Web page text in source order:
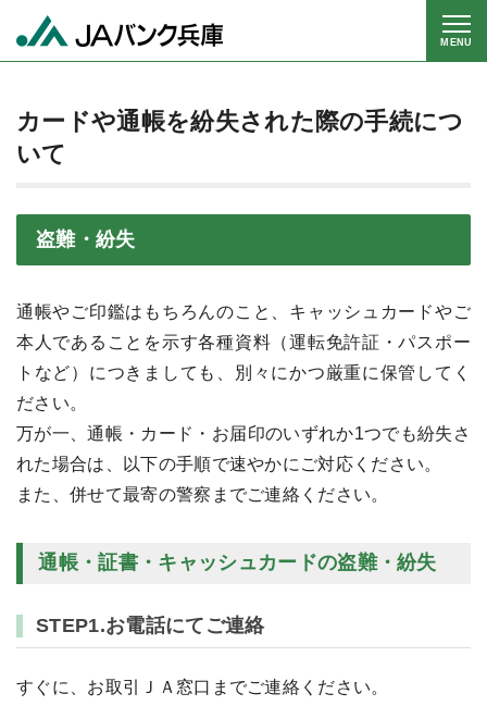
MENU
カードや通帳を紛失された際の手続につ
いて
盗難・紛失
通帳やご印鑑はもちろんのこと、キャッシュカードやご
本人であることを示す各種資料（運転免許証・パスポー
トなど）につきましても、別々にかつ厳重に保管してく
ださい。
万が一、通帳・カード・お届印のいずれか1つでも紛失さ
れた場合は、以下の手順で速やかにご対応ください。
また、併せて最寄の警察までご連絡ください。
通帳・証書・キャッシュカードの盗難・紛失
STEP1.お電話にてご連絡
すぐに、お取引ＪＡ窓口までご連絡ください。